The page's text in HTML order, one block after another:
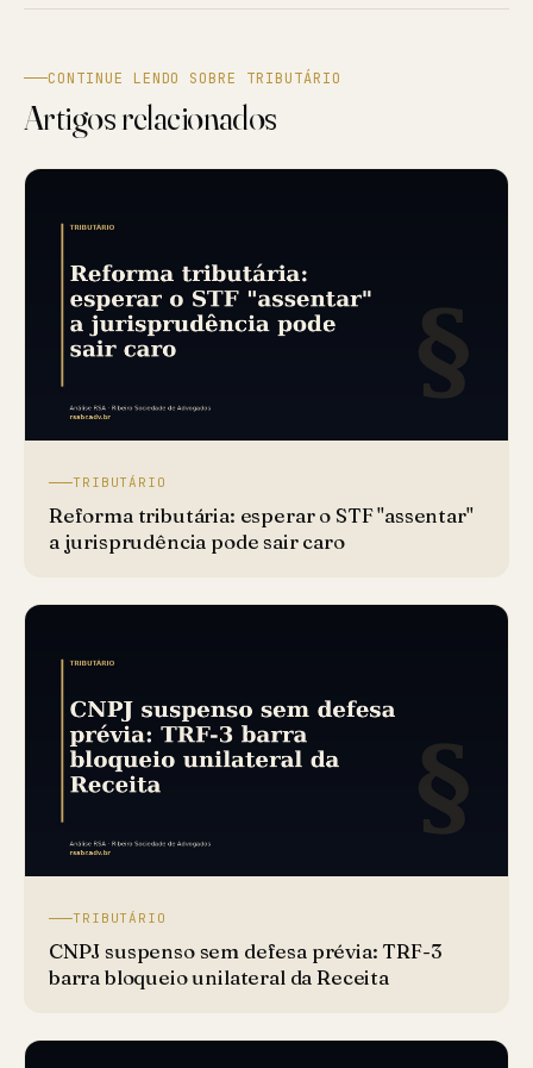
CONTINUE LENDO SOBRE TRIBUTÁRIO
Artigos relacionados
TRIBUTÁRIO
Reforma tributária: esperar o STF "assentar"
a jurisprudência pode sair caro
TRIBUTÁRIO
CNPJ suspenso sem defesa prévia: TRF-3
barra bloqueio unilateral da Receita